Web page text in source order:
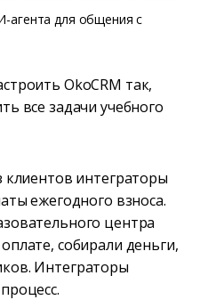
агента для общения с
OkoCRM так,
все задачи учебного
интеграторы
ежегодного взноса.
центра
собирали деньги,
Интеграторы